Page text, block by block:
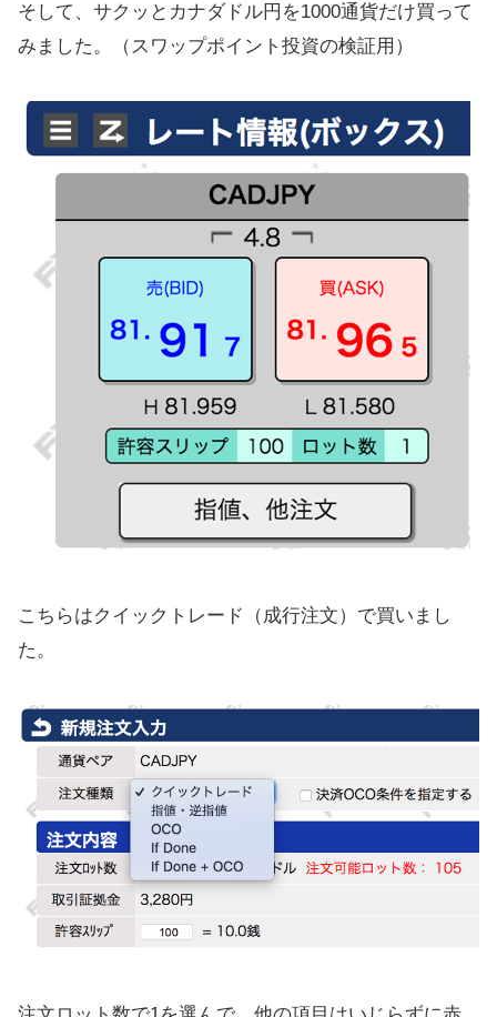
そして、サクッとカナダドル円を1000通貨だけ買って
みました。（スワップポイント投資の検証用）
こちらはクイックトレード（成行注文）で買いまし
た。